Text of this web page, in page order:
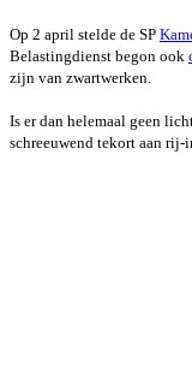
Op 2 april stelde de SP
Belastingdienst begon ook
zijn van zwartwerken.
Is er dan helemaal geen
schreeuwend tekort aan rij-